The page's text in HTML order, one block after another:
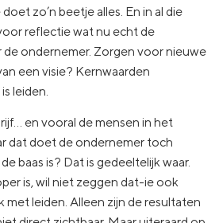
zo’n beetje alles. En in al die
reflectie wat nu echt de
de ondernemer. Zorgen voor nieuwe
een visie? Kernwaarden
leiden.
en vooral de mensen in het
dat doet de ondernemer toch
baas is? Dat is gedeeltelijk waar.
is, wil niet zeggen dat-ie ook
leiden. Alleen zijn de resultaten